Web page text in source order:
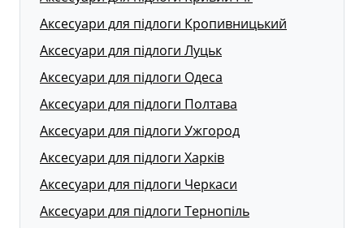
Аксесуари для підлоги Кропивницький
Аксесуари для підлоги Луцьк
Аксесуари для підлоги Одеса
Аксесуари для підлоги Полтава
Аксесуари для підлоги Ужгород
Аксесуари для підлоги Харків
Аксесуари для підлоги Черкаси
Аксесуари для підлоги Тернопіль